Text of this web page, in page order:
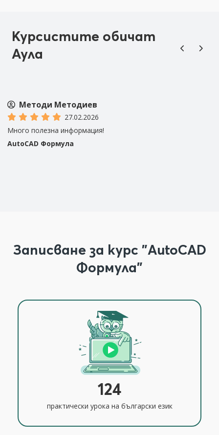
Курсистите обичат
Аула
Методи Методиев
27.02.2026
Много полезна информация!
AutoCAD Формула
Записване за курс "AutoCAD
Формула"
124
практически урока на български език